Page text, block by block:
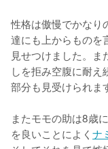
性格は傲慢でかなり
達にも上からものを
見せつけました。
しを拒み空腹に耐
部分も見受けられま
またモモの助は8歳
を良いことによく ナ